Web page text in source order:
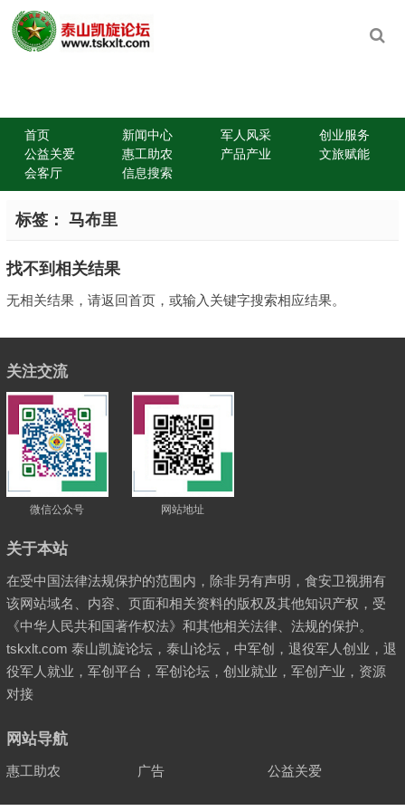
首页 新闻中心 军人风采
创业服务
公益关爱
惠工助农 产品产业
文旅赋能
会客厅
信息搜索
标签： 马布里
找不到相关结果
无相关结果，请返回首页，或输入关键字搜索相应结果。
关注交流
微信公众号 网站地址
关于本站
在受中国法律法规保护的范围内，除非另有声明，食安卫视拥有
该网站域名、内容、页面和相关资料的版权及其他知识产权，受
《中华人民共和国著作权法》和其他相关法律、法规的保护。
tskxlt.com 泰山凯旋论坛，泰山论坛，中军创，退役军人创业，退
役军人就业，军创平台，军创论坛，创业就业，军创产业，资源
对接
网站导航
惠工助农 广告 公益关爱